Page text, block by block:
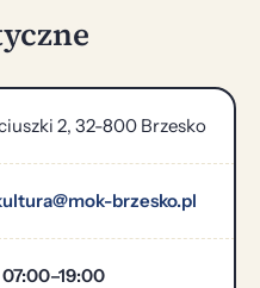
2, 32-800 Brzesko
brzesko.pl